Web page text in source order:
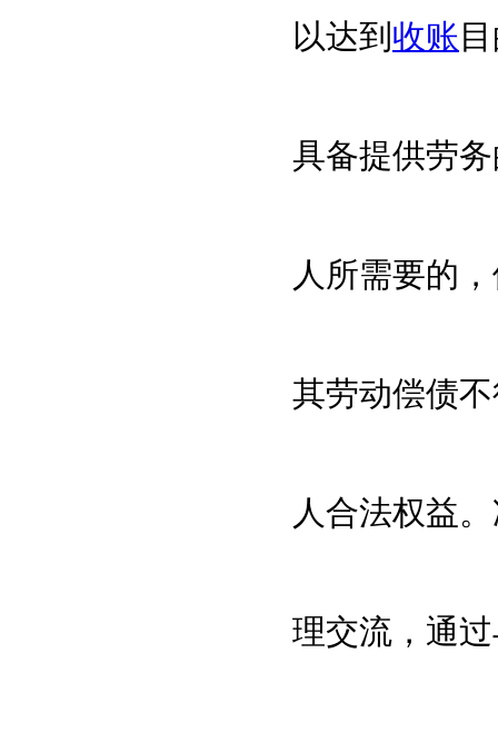
以达到 收账
具备提供劳
人所需要的
其劳动偿债
人合法权益
理交流，通